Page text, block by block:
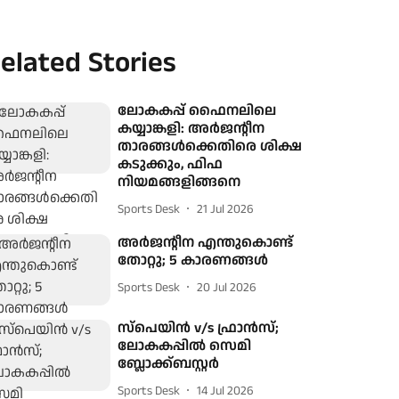
Stories
ലോകകപ്പ് ഫൈനലിലെ
കയ്യാങ്കളി: അർജന്റീന
താരങ്ങൾക്കെതിരെ ശിക്ഷ
കടുക്കും, ഫിഫ
നിയമങ്ങളിങ്ങനെ
Sports Desk 21 Jul 2026
അര്‍ജന്റീന എന്തുകൊണ്ട്
തോറ്റു; 5 കാരണങ്ങള്‍
Sports Desk 20 Jul 2026
സ്‌പെയിന്‍ v/s ഫ്രാന്‍സ്;
ലോകകപ്പില്‍ സെമി
ബ്ലോക്ക്ബസ്റ്റര്‍
Sports Desk 14 Jul 2026